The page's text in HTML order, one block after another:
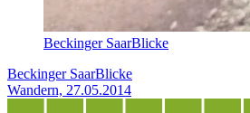
Beckinger SaarBlicke
Beckinger SaarBlicke
Wandern, 27.05.2014